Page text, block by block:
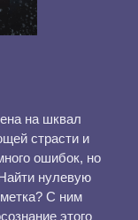
на шквал
страсти и
ошибок, но
нулевую
С ним
этого